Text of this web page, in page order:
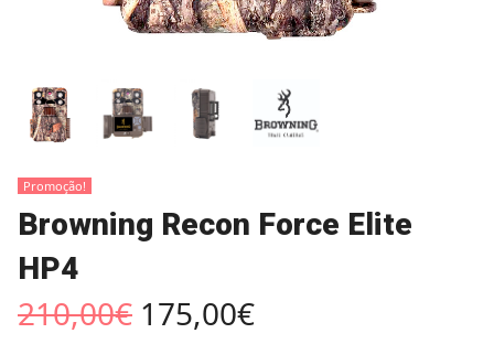
Promoção!
Browning Recon Force Elite
HP4
210,00€ 175,00€